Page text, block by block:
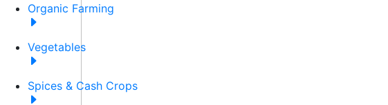
Organic Farming
Vegetables
Spices & Cash Crops